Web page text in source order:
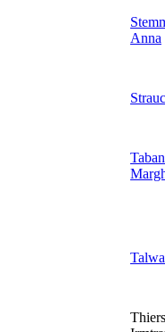
Anna